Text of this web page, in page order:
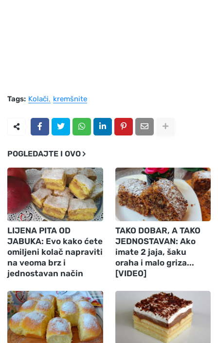
Tags: Kolači kremšnite
POGLEDAJTE I OVO
LIJENA PITA OD
JABUKA: Evo kako ćete
omiljeni kolač napraviti
na veoma brz i
jednostavan način
TAKO DOBAR, A TAKO
JEDNOSTAVAN: Ako
imate 2 jaja, šaku
oraha i malo griza...
[VIDEO]